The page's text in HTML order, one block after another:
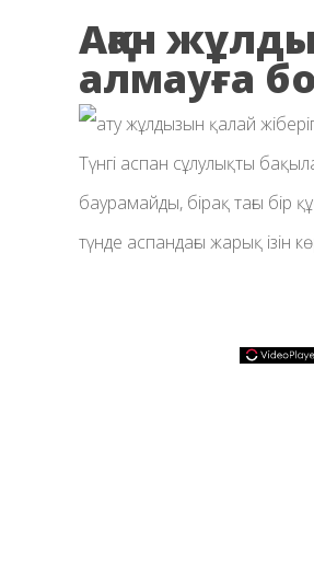
Аққан
алмауға
Түнгі аспан сұлулықты
баурамайды, бірақ тағы бір
түнде аспандағы жарық ізін